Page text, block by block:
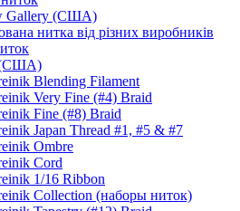
Gallery (США)
нитка від різних виробників
(США)
Blending Filament
Very Fine (#4) Braid
Fine (#8) Braid
Japan Thread #1, #5 & #7
Ombre
Cord
1/16 Ribbon
Collection (наборы ниток)